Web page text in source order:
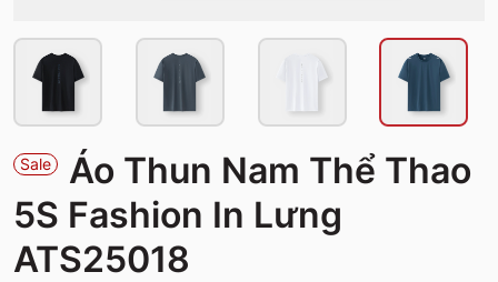
Sale
Áo Thun Nam Thể Thao
5S Fashion In Lưng
ATS25018